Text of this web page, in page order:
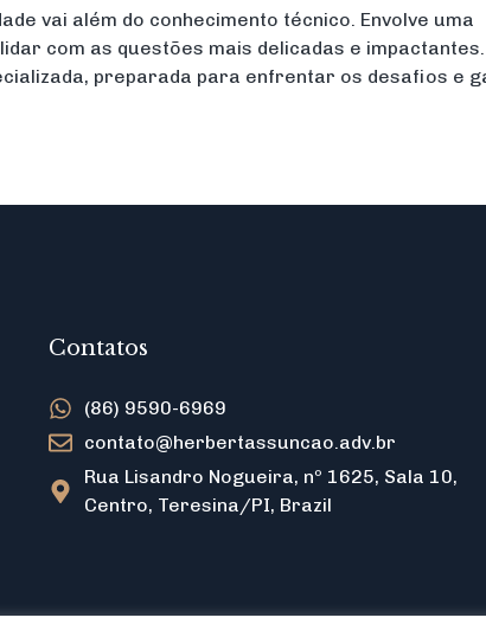
vai além do conhecimento técnico. Envolve uma
com as questões mais delicadas e
preparada para enfrentar os desafios e
Contatos
(86) 9590-6969
contato@herbertassuncao.adv.br
Rua Lisandro Nogueira, nº 1625, Sala 10,
Centro, Teresina/PI, Brazil